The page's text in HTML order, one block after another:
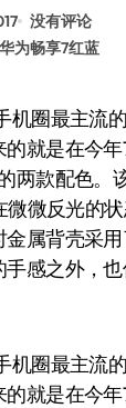
没有评论
华为畅享7红蓝
就是在今
两款配色。
微微反光的
属背壳采
感之外，
机圈最主流
就是在今